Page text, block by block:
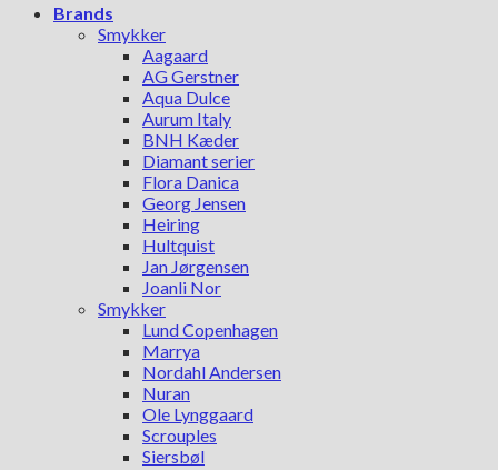
Brands
Smykker
Aagaard
AG Gerstner
Aqua Dulce
Aurum Italy
BNH Kæder
Diamant serier
Flora Danica
Georg Jensen
Heiring
Hultquist
Jan Jørgensen
Joanli Nor
Smykker
Lund Copenhagen
Marrya
Nordahl Andersen
Nuran
Ole Lynggaard
Scrouples
Siersbøl